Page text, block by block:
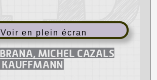
Voir en plein écran